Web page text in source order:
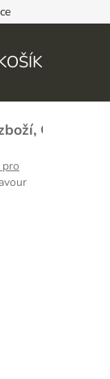
pro